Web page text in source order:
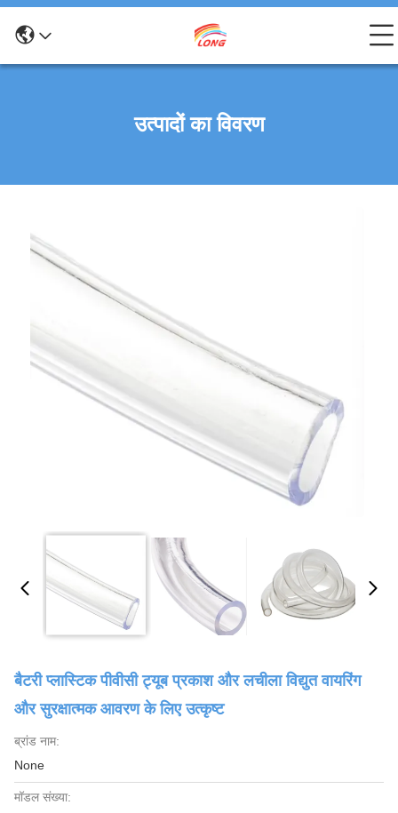
उत्पादों का विवरण
बैटरी प्लास्टिक पीवीसी ट्यूब प्रकाश और लचीला विद्युत वायरिंग
और सुरक्षात्मक आवरण के लिए उत्कृष्ट
ब्रांड नाम:
None
मॉडल संख्या: